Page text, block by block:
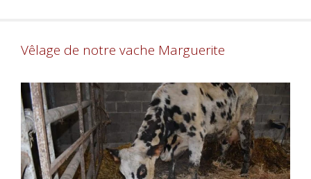
Vêlage de notre vache Marguerite